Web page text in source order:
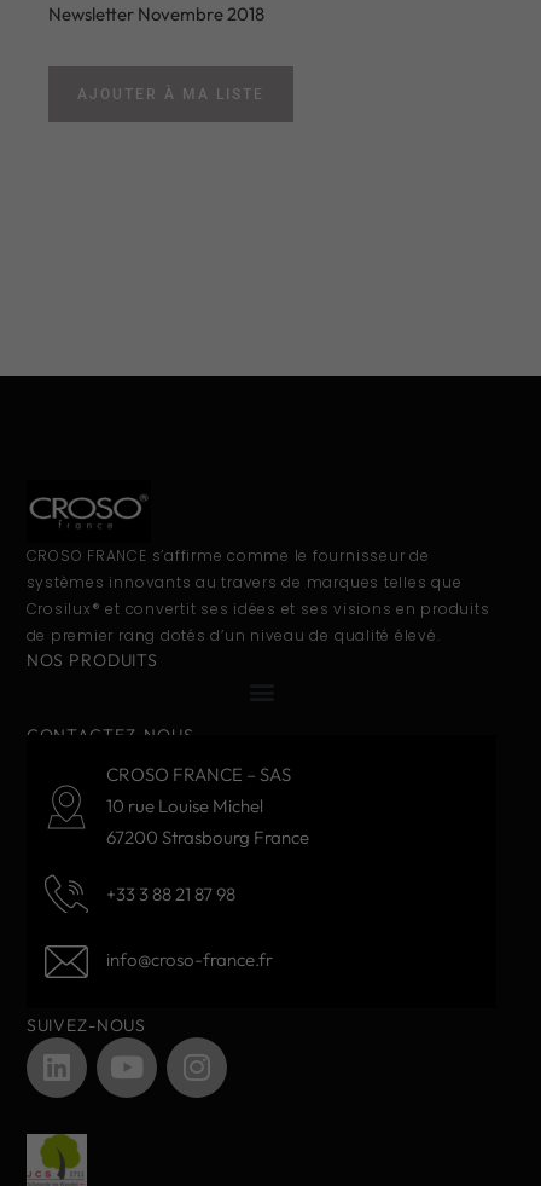
Newsletter Novembre 2018
AJOUTER À MA LISTE
CROSO FRANCE s’affirme comme le fournisseur de
systèmes innovants au travers de marques telles que
Crosilux® et convertit ses idées et ses visions en produits
de premier rang dotés d’un niveau de qualité élevé.
NOS PRODUITS
CONTACTEZ-NOUS
CROSO FRANCE – SAS
10 rue Louise Michel
67200 Strasbourg France
+33 3 88 21 87 98
info@croso-france.fr
SUIVEZ-NOUS